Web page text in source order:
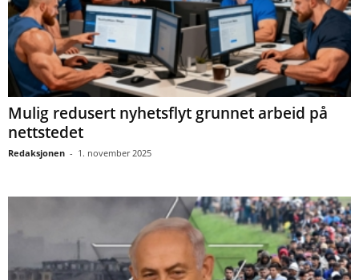
Mulig redusert nyhetsflyt grunnet arbeid på
nettstedet
Redaksjonen - 1. november 2025